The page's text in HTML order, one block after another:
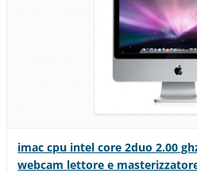
imac cpu intel core 2duo 2.00
webcam lettore e